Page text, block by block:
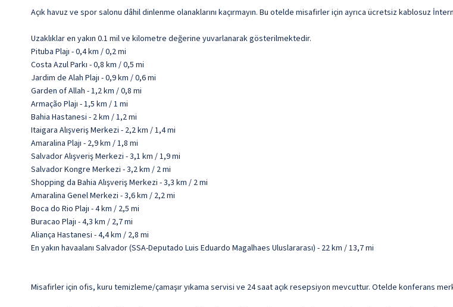
Açık havuz ve spor salonu dâhil dinlenme olanaklarını kaçırmayın. Bu otelde misafirler için ayrıca ücretsiz kablosuz
Uzaklıklar en yakın 0.1 mil ve kilometre değerine yuvarlanarak gösterilmektedir.
Pituba Plajı - 0,4 km / 0,2 mi
Costa Azul Parkı - 0,8 km / 0,5 mi
Jardim de Alah Plajı - 0,9 km / 0,6 mi
Garden of Allah - 1,2 km / 0,8 mi
Armação Plajı - 1,5 km / 1 mi
Bahia Hastanesi - 2 km / 1,2 mi
Itaigara Alışveriş Merkezi - 2,2 km / 1,4 mi
Amaralina Plajı - 2,9 km / 1,8 mi
Salvador Alışveriş Merkezi - 3,1 km / 1,9 mi
Salvador Kongre Merkezi - 3,2 km / 2 mi
Shopping da Bahia Alışveriş Merkezi - 3,3 km / 2 mi
Amaralina Genel Merkezi - 3,6 km / 2,2 mi
Boca do Rio Plajı - 4 km / 2,5 mi
Buracao Plajı - 4,3 km / 2,7 mi
Aliança Hastanesi - 4,4 km / 2,8 mi
En yakın havaalanı Salvador (SSA-Deputado Luis Eduardo Magalhaes Uluslararası) - 22 km / 13,7 mi
Misafirler için ofis, kuru temizleme/çamaşır yıkama servisi ve 24 saat açık resepsiyon mevcuttur. Otelde konferans